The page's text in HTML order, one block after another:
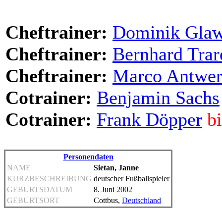
Cheftrainer: Dominik
Cheftrainer: Bernhard
Cheftrainer: Marco
Cotrainer: Benjamin Sachs
Cotrainer: Frank Döpper
Personendaten
NAME
Sietan, Janne
KURZBESCHREIBUNG deutscher Fußballspieler
GEBURTSDATUM
8. Juni 2002
GEBURTSORT
Cottbus, Deutschland